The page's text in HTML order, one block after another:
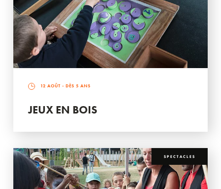
12 AOÛT - DÈS 5 ANS
JEUX EN BOIS
SPECTACLES